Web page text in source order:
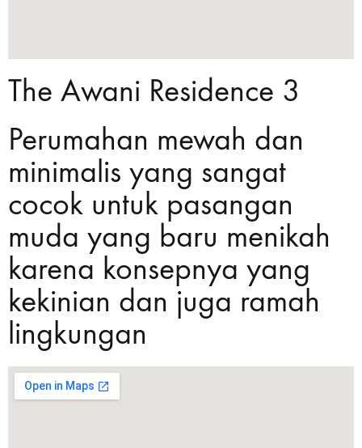
The Awani Residence 3
Perumahan mewah dan
minimalis yang sangat
cocok untuk pasangan
muda yang baru menikah
karena konsepnya yang
kekinian dan juga ramah
lingkungan